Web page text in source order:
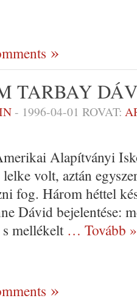
TARBAY
- 1996-04-01 ROVAT:
Alapítványi
volt, aztán
fog. Három héttel
Dávid bejelentése:
s mellékelt … Tovább »